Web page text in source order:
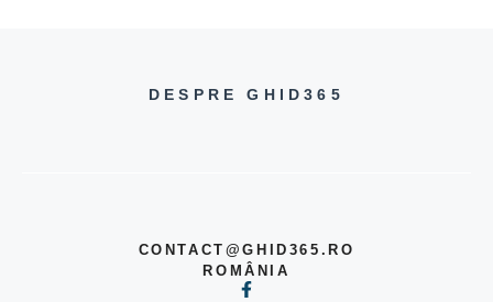
DESPRE GHID365
CONTACT@GHID365.RO
ROMÂNIA